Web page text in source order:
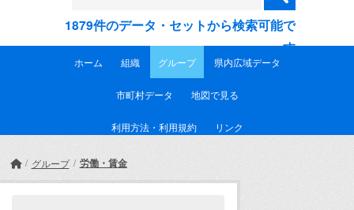
1879件のデータ・セットから検索可能で
す
ホーム 組織 グループ 県内広域データ
市町村データ 地図で見る
利用方法・利用規約 リンク
グループ 労働・賃金